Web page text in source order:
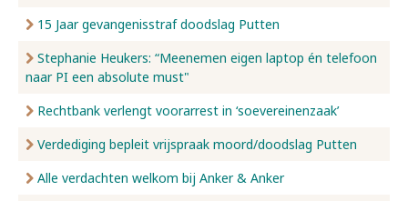
15 Jaar gevangenisstraf doodslag Putten
Stephanie Heukers: “Meenemen eigen laptop én telefoon
naar PI een absolute must"
Rechtbank verlengt voorarrest in ‘soevereinenzaak’
Verdediging bepleit vrijspraak moord/doodslag Putten
Alle verdachten welkom bij Anker & Anker